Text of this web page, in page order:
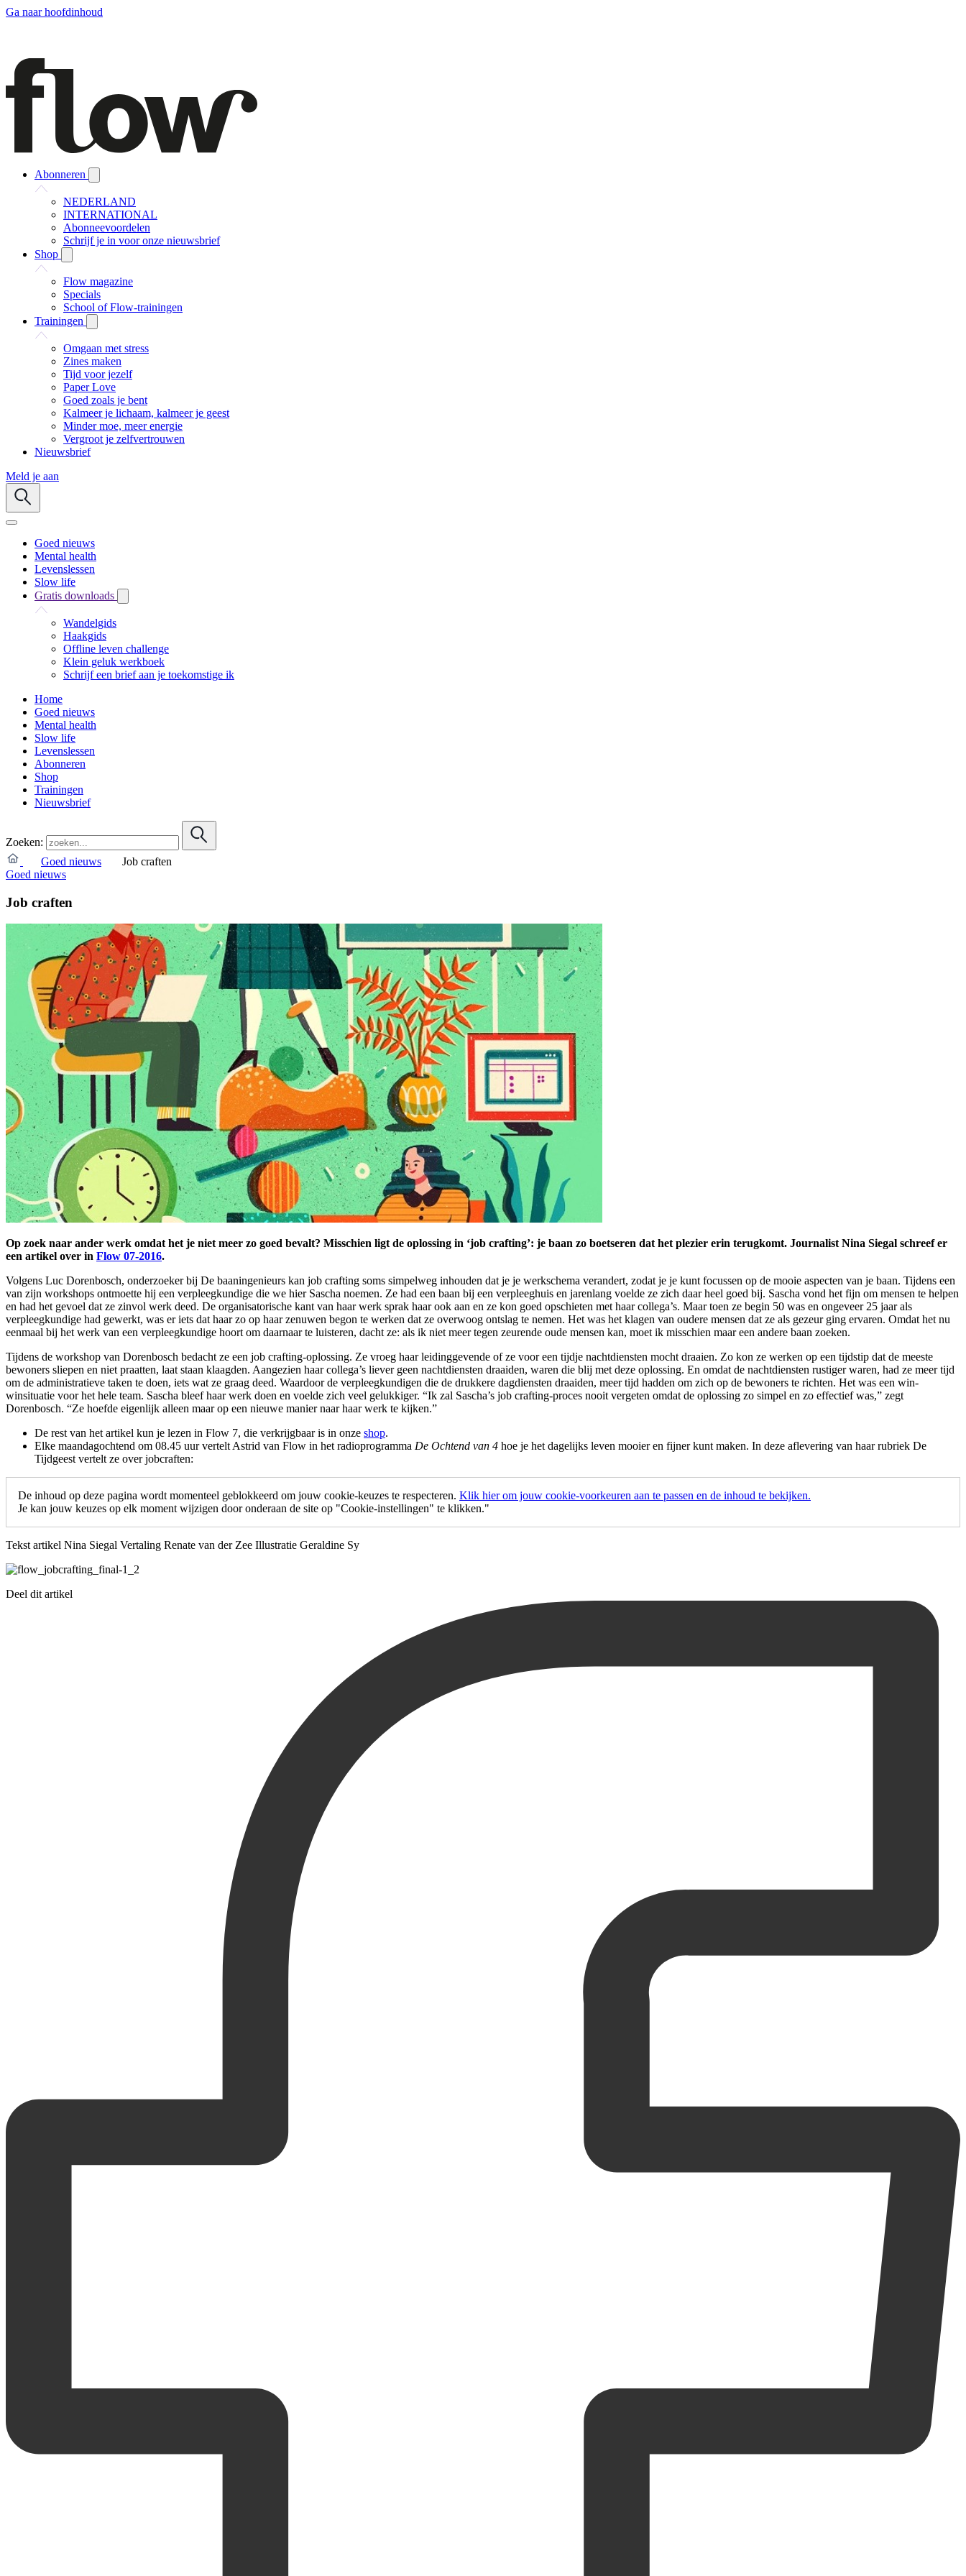
Ga naar hoofdinhoud
Abonneren
NEDERLAND
INTERNATIONAL
Abonneevoordelen
Schrijf je in voor onze nieuwsbrief
Shop
Flow magazine
Specials
School of Flow-trainingen
Trainingen
Omgaan met stress
Zines maken
Tijd voor jezelf
Paper Love
Goed zoals je bent
Kalmeer je lichaam, kalmeer je geest
Minder moe, meer energie
Vergroot je zelfvertrouwen
Nieuwsbrief
Meld je aan
Goed nieuws
Mental health
Levenslessen
Slow life
Gratis downloads
Wandelgids
Haakgids
Offline leven challenge
Klein geluk werkboek
Schrijf een brief aan je toekomstige ik
Home
Goed nieuws
Mental health
Slow life
Levenslessen
Abonneren
Shop
Trainingen
Nieuwsbrief
Zoeken:
Goed nieuws
Job craften
Goed nieuws
Job craften
Op zoek naar ander werk omdat het je niet meer zo goed bevalt? Misschien ligt de oplossing in ‘job crafting’: je baan zo boetseren dat het plezier erin terugkomt. Journalist Nina Siegal schreef er
een artikel over in Flow 07-2016.
Volgens Luc Dorenbosch, onderzoeker bij De baaningenieurs kan job crafting soms simpelweg inhouden dat je je werkschema verandert, zodat je je kunt focussen op de mooie aspecten van je baan. Tijdens een
van zijn workshops ontmoette hij een verpleegkundige die we hier Sascha noemen. Ze had een baan bij een verpleeghuis en jarenlang voelde ze zich daar heel goed bij. Sascha vond het fijn om mensen te helpen
en had het gevoel dat ze zinvol werk deed. De organisatorische kant van haar werk sprak haar ook aan en ze kon goed opschieten met haar collega’s. Maar toen ze begin 50 was en ongeveer 25 jaar als
verpleegkundige had gewerkt, was er iets dat haar zo op haar zenuwen begon te werken dat ze overwoog ontslag te nemen. Het was het klagen van oudere mensen dat ze als gezeur ging ervaren. Omdat het nu
eenmaal bij het werk van een verpleegkundige hoort om daarnaar te luisteren, dacht ze: als ik niet meer tegen zeurende oude mensen kan, moet ik misschien maar een andere baan zoeken.
Tijdens de workshop van Dorenbosch bedacht ze een job crafting-oplossing. Ze vroeg haar leidinggevende of ze voor een tijdje nachtdiensten mocht draaien. Zo kon ze werken op een tijdstip dat de meeste
bewoners sliepen en niet praatten, laat staan klaagden. Aangezien haar collega’s liever geen nachtdiensten draaiden, waren die blij met deze oplossing. En omdat de nachtdiensten rustiger waren, had ze meer tijd
om de administratieve taken te doen, iets wat ze graag deed. Waardoor de verpleegkundigen die de drukkere dagdiensten draaiden, meer tijd hadden om zich op de bewoners te richten. Het was een win-
winsituatie voor het hele team. Sascha bleef haar werk doen en voelde zich veel gelukkiger. “Ik zal Sascha’s job crafting-proces nooit vergeten omdat de oplossing zo simpel en zo effectief was,” zegt
Dorenbosch. “Ze hoefde eigenlijk alleen maar op een nieuwe manier naar haar werk te kijken.”
De rest van het artikel kun je lezen in Flow 7, die verkrijgbaar is in onze shop.
Elke maandagochtend om 08.45 uur vertelt Astrid van Flow in het radioprogramma De Ochtend van 4 hoe je het dagelijks leven mooier en fijner kunt maken. In deze aflevering van haar rubriek De
Tijdgeest vertelt ze over jobcraften:
De inhoud op deze pagina wordt momenteel geblokkeerd om jouw cookie-keuzes te respecteren. Klik hier om jouw cookie-voorkeuren aan te passen en de inhoud te bekijken.
Je kan jouw keuzes op elk moment wijzigen door onderaan de site op "Cookie-instellingen" te klikken."
Tekst artikel Nina Siegal Vertaling Renate van der Zee Illustratie Geraldine Sy
Deel dit artikel